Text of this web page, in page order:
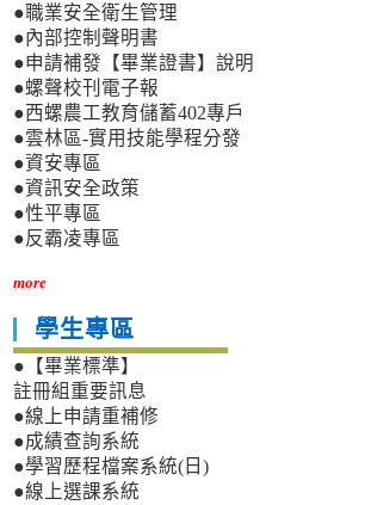
●職業安全衛生管理
●內部控制聲明書
●申請補發【畢業證書】說明
●螺聲校刊電子報
●西螺農工教育儲蓄402專戶
●雲林區-實用技能學程分發
●資安專區
●資訊安全政策
●性平專區
●反霸凌專區
more
學生專區
●【畢業標準】
註冊組重要訊息
●線上申請重補修
●成績查詢系統
●學習歷程檔案系統(日)
●線上選課系統